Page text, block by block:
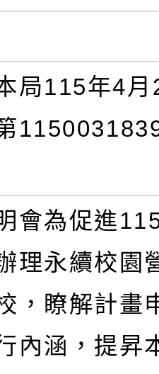
局115年4
會為促進
理永續校園
，瞭解計畫
內涵，提昇